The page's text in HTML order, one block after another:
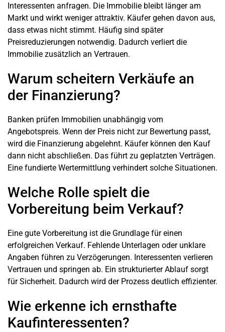
Interessenten anfragen. Die Immobilie bleibt länger am
Markt und wirkt weniger attraktiv. Käufer gehen davon aus,
dass etwas nicht stimmt. Häufig sind später
Preisreduzierungen notwendig. Dadurch verliert die
Immobilie zusätzlich an Vertrauen.
Warum scheitern Verkäufe an
der Finanzierung?
Banken prüfen Immobilien unabhängig vom
Angebotspreis. Wenn der Preis nicht zur Bewertung passt,
wird die Finanzierung abgelehnt. Käufer können den Kauf
dann nicht abschließen. Das führt zu geplatzten Verträgen.
Eine fundierte Wertermittlung verhindert solche Situationen.
Welche Rolle spielt die
Vorbereitung beim Verkauf?
Eine gute Vorbereitung ist die Grundlage für einen
erfolgreichen Verkauf. Fehlende Unterlagen oder unklare
Angaben führen zu Verzögerungen. Interessenten verlieren
Vertrauen und springen ab. Ein strukturierter Ablauf sorgt
für Sicherheit. Dadurch wird der Prozess deutlich effizienter.
Wie erkenne ich ernsthafte
Kaufinteressenten?